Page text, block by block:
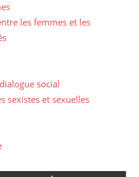
les femmes et les
social
sexistes et sexuelles